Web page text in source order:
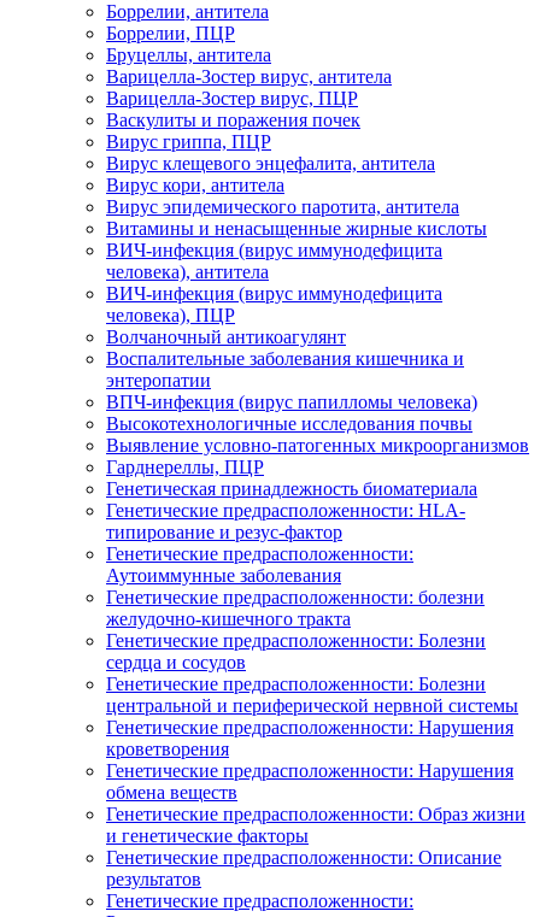
Боррелии, антитела
Боррелии, ПЦР
Бруцеллы, антитела
Варицелла-Зостер вирус, антитела
Варицелла-Зостер вирус, ПЦР
Васкулиты и поражения почек
Вирус гриппа, ПЦР
Вирус клещевого энцефалита, антитела
Вирус кори, антитела
Вирус эпидемического паротита, антитела
Витамины и ненасыщенные жирные кислоты
ВИЧ-инфекция (вирус иммунодефицита
человека), антитела
ВИЧ-инфекция (вирус иммунодефицита
человека), ПЦР
Волчаночный антикоагулянт
Воспалительные заболевания кишечника и
энтеропатии
ВПЧ-инфекция (вирус папилломы человека)
Высокотехнологичные исследования почвы
Выявление условно-патогенных микроорганизмов
Гарднереллы, ПЦР
Генетическая принадлежность биоматериала
Генетические предрасположенности: HLA-
типирование и резус-фактор
Генетические предрасположенности:
Аутоиммунные заболевания
Генетические предрасположенности: болезни
желудочно-кишечного тракта
Генетические предрасположенности: Болезни
сердца и сосудов
Генетические предрасположенности: Болезни
центральной и периферической нервной системы
Генетические предрасположенности: Нарушения
кроветворения
Генетические предрасположенности: Нарушения
обмена веществ
Генетические предрасположенности: Образ жизни
и генетические факторы
Генетические предрасположенности: Описание
результатов
Генетические предрасположенности: